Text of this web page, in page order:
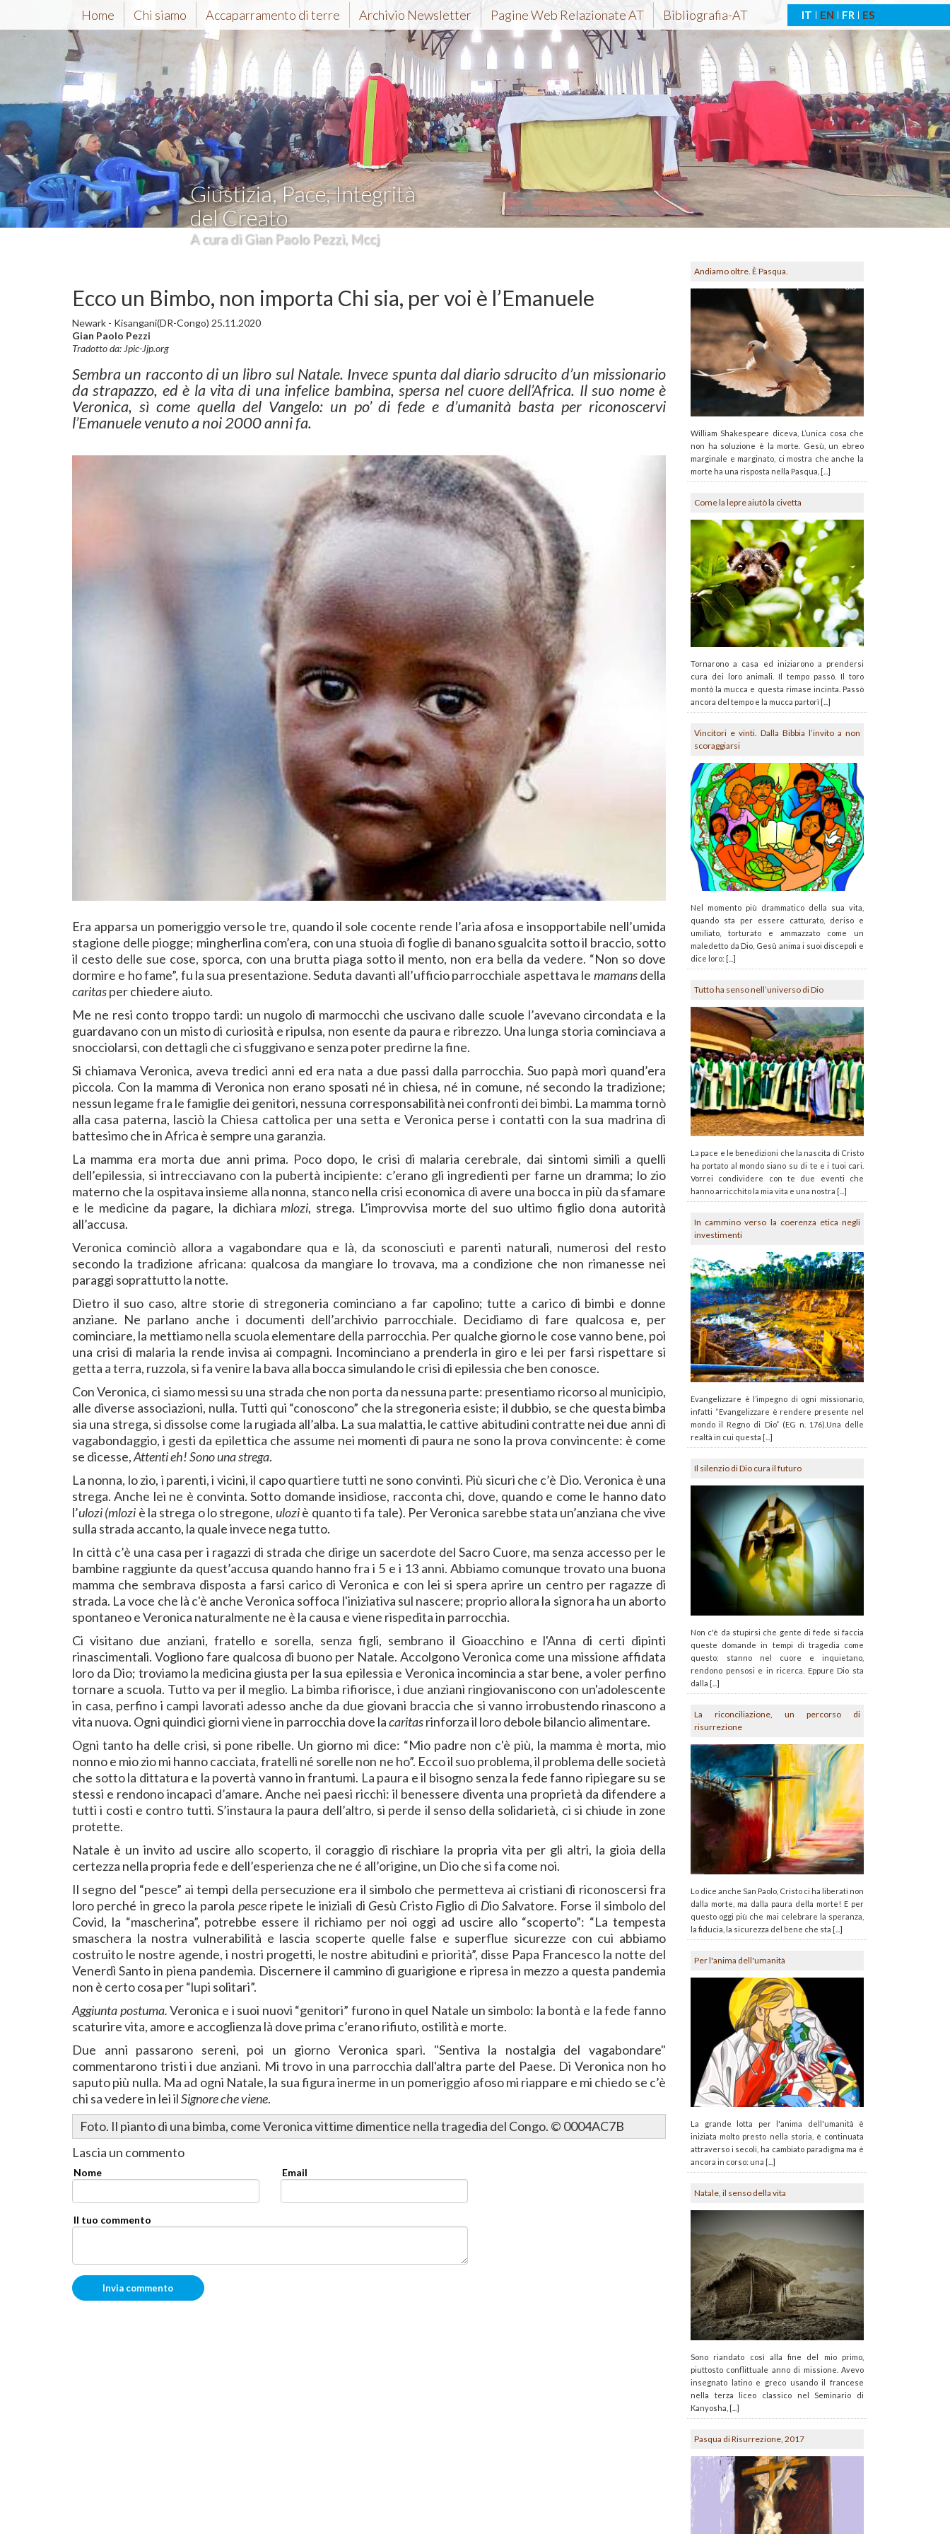
Home Chi siamo Accaparramento di terre Archivio Newsletter Pagine Web Relazionate AT Bibliografia-AT IT EN FR ES
Giustizia, Pace, Integrità
del Creato
A cura di Gian Paolo Pezzi, Mccj
Ecco un Bimbo, non importa Chi sia, per voi è l’Emanuele
Newark - Kisangani(DR-Congo) 25.11.2020
Gian Paolo Pezzi
Tradotto da: Jpic-Jjp.org
Sembra un racconto di un libro sul Natale. Invece spunta dal diario sdrucito d’un missionario
da strapazzo, ed è la vita di una infelice bambina, spersa nel cuore dell’Africa. Il suo nome è
Veronica, sì come quella del Vangelo: un po’ di fede e d’umanità basta per riconoscervi
l’Emanuele venuto a noi 2000 anni fa.
Era apparsa un pomeriggio verso le tre, quando il sole cocente rende l’aria afosa e insopportabile nell’umida
stagione delle piogge; mingherlina com’era, con una stuoia di foglie di banano sgualcita sotto il braccio, sotto
il cesto delle sue cose, sporca, con una brutta piaga sotto il mento, non era bella da vedere. “Non so dove
dormire e ho fame”, fu la sua presentazione. Seduta davanti all’ufficio parrocchiale aspettava le mamansdella
caritasper chiedere aiuto.
Me ne resi conto troppo tardi: un nugolo di marmocchi che uscivano dalle scuole l’avevano circondata e la
guardavano con un misto di curiosità e ripulsa, non esente da paura e ribrezzo. Una lunga storia cominciava a
snocciolarsi, con dettagli che ci sfuggivano e senza poter predirne la fine.
Si chiamava Veronica, aveva tredici anni ed era nata a due passi dalla parrocchia. Suo papà morì quand’era
piccola. Con la mamma di Veronica non erano sposati né in chiesa, né in comune, né secondo la tradizione;
nessun legame fra le famiglie dei genitori, nessuna corresponsabilità nei confronti dei bimbi. La mamma tornò
alla casa paterna, lasciò la Chiesa cattolica per una setta e Veronica perse i contatti con la sua madrina di
battesimo che in Africa è sempre una garanzia.
La mamma era morta due anni prima. Poco dopo, le crisi di malaria cerebrale, dai sintomi simili a quelli
dell’epilessia, si intrecciavano con la pubertà incipiente: c’erano gli ingredienti per farne un dramma; lo zio
materno che la ospitava insieme alla nonna, stanco nella crisi economica di avere una bocca in più da sfamare
e le medicine da pagare, la dichiaramlozi, strega. L’improvvisa morte del suo ultimo figlio dona autorità
all’accusa.
Veronica cominciò allora a vagabondare qua e là, da sconosciuti e parenti naturali, numerosi del resto
secondo la tradizione africana: qualcosa da mangiare lo trovava, ma a condizione che non rimanesse nei
paraggi soprattutto la notte.
Dietro il suo caso, altre storie di stregoneria cominciano a far capolino; tutte a carico di bimbi e donne
anziane. Ne parlano anche i documenti dell’archivio parrocchiale. Decidiamo di fare qualcosa e, per
cominciare, la mettiamo nella scuola elementare della parrocchia. Per qualche giorno le cose vanno bene, poi
una crisi di malaria la rende invisa ai compagni. Incominciano a prenderla in giro e lei per farsi rispettare si
getta a terra, ruzzola, si fa venire la bava alla bocca simulando le crisi di epilessia che ben conosce.
Con Veronica, ci siamo messi su una strada che non porta da nessuna parte: presentiamo ricorso al municipio,
alle diverse associazioni, nulla. Tutti qui “conoscono” che la stregoneria esiste; il dubbio, se che questa bimba
sia una strega, si dissolse come la rugiada all’alba. La sua malattia, le cattive abitudini contratte nei due anni di
vagabondaggio, i gesti da epilettica che assume nei momenti di paura ne sono la prova convincente: è come
se dicesse,Attenti eh! Sono una strega.
La nonna, lo zio, i parenti, i vicini, il capo quartiere tutti ne sono convinti. Più sicuri che c’è Dio. Veronica è una
strega. Anche lei ne è convinta. Sotto domande insidiose, racconta chi, dove, quando e come le hanno dato
l’ulozi (mlozi è la strega o lo stregone, uloziè quanto ti fa tale). Per Veronica sarebbe stata un’anziana che vive
sulla strada accanto, la quale invece nega tutto.
In città c’è una casa per i ragazzi di strada che dirige un sacerdote del Sacro Cuore, ma senza accesso per le
bambine raggiunte da quest’accusa quando hanno fra i 5 e i 13 anni. Abbiamo comunque trovato una buona
mamma che sembrava disposta a farsi carico di Veronica e con lei si spera aprire un centro per ragazze di
strada. La voce che là c'è anche Veronica soffoca l'iniziativa sul nascere; proprio allora la signora ha un aborto
spontaneo e Veronica naturalmente ne è la causa e viene rispedita in parrocchia.
Ci visitano due anziani, fratello e sorella, senza figli, sembrano il Gioacchino e l'Anna di certi dipinti
rinascimentali. Vogliono fare qualcosa di buono per Natale. Accolgono Veronica come una missione affidata
loro da Dio; troviamo la medicina giusta per la sua epilessia e Veronica incomincia a star bene, a voler perfino
tornare a scuola. Tutto va per il meglio. La bimba rifiorisce, i due anziani ringiovaniscono con un'adolescente
in casa, perfino i campi lavorati adesso anche da due giovani braccia che si vanno irrobustendo rinascono a
vita nuova. Ogni quindici giorni viene in parrocchia dove lacaritasrinforza il loro debole bilancio alimentare.
Ogni tanto ha delle crisi, si pone ribelle. Un giorno mi dice: “Mio padre non c'è più, la mamma è morta, mio
nonno e mio zio mi hanno cacciata, fratelli né sorelle non ne ho”. Ecco il suo problema, il problema delle società
che sotto la dittatura e la povertà vanno in frantumi. La paura e il bisogno senza la fede fanno ripiegare su se
stessi e rendono incapaci d’amare. Anche nei paesi ricchi: il benessere diventa una proprietà da difendere a
tutti i costi e contro tutti. S’instaura la paura dell’altro, si perde il senso della solidarietà, ci si chiude in zone
protette.
Natale è un invito ad uscire allo scoperto, il coraggio di rischiare la propria vita per gli altri, la gioia della
certezza nella propria fede e dell’esperienza che ne é all’origine, un Dio che si fa come noi.
Il segno del “pesce” ai tempi della persecuzione era il simbolo che permetteva ai cristiani di riconoscersi fra
loro perché in greco la parola pesceripete le iniziali di Gesù Cristo Figlio di DioSalvatore. Forse il simbolo del
Covid, la “mascherina”, potrebbe essere il richiamo per noi oggi ad uscire allo “scoperto”: “La tempesta
smaschera la nostra vulnerabilità e lascia scoperte quelle false e superflue sicurezze con cui abbiamo
costruito le nostre agende, i nostri progetti, le nostre abitudini e priorità”, disse Papa Francesco la notte del
Venerdì Santo in piena pandemia. Discernere il cammino di guarigione e ripresa in mezzo a questa pandemia
non è certo cosa per “lupi solitari”.
Aggiunta postuma.Veronica e i suoi nuovi “genitori” furono in quel Natale un simbolo: la bontà e la fede fanno
scaturire vita, amore e accoglienza là dove prima c’erano rifiuto, ostilità e morte.
Due anni passarono sereni, poi un giorno Veronica sparì. "Sentiva la nostalgia del vagabondare"
commentarono tristi i due anziani. Mi trovo in una parrocchia dall'altra parte del Paese. Di Veronica non ho
saputo più nulla. Ma ad ogni Natale, la sua figura inerme in un pomeriggio afoso mi riappare e mi chiedo se c’è
chi sa vedere in lei ilSignore che viene.
Foto. Il pianto di una bimba, come Veronica vittime dimentice nella tragedia del Congo. © 0004AC7B
Lascia un commento
Nome Email
Il tuo commento
Andiamo oltre. È Pasqua.
William Shakespeare diceva, L’unica cosa che
non ha soluzione è la morte. Gesù, un ebreo
marginale e marginato, ci mostra che anche la
morte ha una risposta nella Pasqua, [...]
Come la lepre aiutò la civetta
Tornarono a casa ed iniziarono a prendersi
cura dei loro animali. Il tempo passò. Il toro
montò la mucca e questa rimase incinta. Passò
ancora del tempo e la mucca partorì [...]
Vincitori e vinti. Dalla Bibbia l’invito a non
scoraggiarsi
Nel momento più drammatico della sua vita,
quando sta per essere catturato, deriso e
umiliato, torturato e ammazzato come un
maledetto da Dio, Gesù anima i suoi discepoli e
dice loro: [...]
Tutto ha senso nell’universo di Dio
La pace e le benedizioni che la nascita di Cristo
ha portato al mondo siano su di te e i tuoi cari.
Vorrei condividere con te due eventi che
hanno arricchito la mia vita e una nostra [...]
In cammino verso la coerenza etica negli
investimenti
Evangelizzare è l’impegno di ogni missionario,
infatti “Evangelizzare è rendere presente nel
mondo il Regno di Dio” (EG n. 176).Una delle
realtà in cui questa [...]
Il silenzio di Dio cura il futuro
Non c'è da stupirsi che gente di fede si faccia
queste domande in tempi di tragedia come
questo: stanno nel cuore e inquietano,
rendono pensosi e in ricerca. Eppure Dio sta
dalla [...]
La riconciliazione, un percorso di
risurrezione
Lo dice anche San Paolo, Cristo ci ha liberati non
dalla morte, ma dalla paura della morte! E per
questo oggi più che mai celebrare la speranza,
la fiducia, la sicurezza del bene che sta [...]
Per l'anima dell'umanità
La grande lotta per l'anima dell'umanità è
iniziata molto presto nella storia, è continuata
attraverso i secoli, ha cambiato paradigma ma è
ancora in corso: una [...]
Natale, il senso della vita
Sono riandato così alla fine del mio primo,
piuttosto conflittuale anno di missione. Avevo
insegnato latino e greco usando il francese
nella terza liceo classico nel Seminario di
Kanyosha, [...]
Pasqua di Risurrezione, 2017